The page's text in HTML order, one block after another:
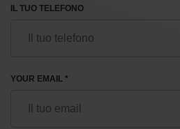
IL TUO TELEFONO
YOUR EMAIL *